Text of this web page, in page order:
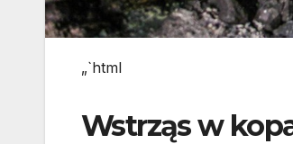
„`html
Wstrząs w